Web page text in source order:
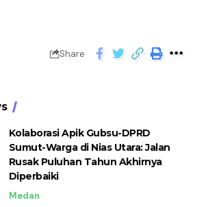
Share
Kolaborasi Apik Gubsu-DPRD
Sumut-Warga di Nias Utara: Jalan
Rusak Puluhan Tahun Akhirnya
Diperbaiki
Medan